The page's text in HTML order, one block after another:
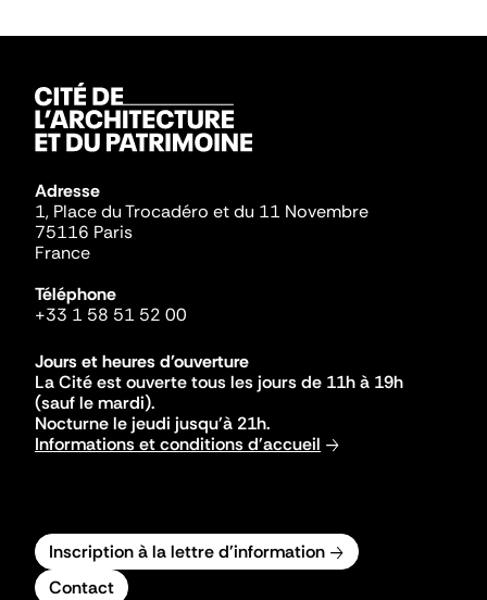
Adresse
1, Place du Trocadéro et du 11 Novembre
75116 Paris
France
Téléphone
+33 1 58 51 52 00
Jours et heures d'ouverture
La Cité est ouverte tous les jours de 11h à 19h
(sauf le mardi).
Nocturne le jeudi jusqu'à 21h.
Informations et conditions d'accueil
Inscription à la lettre d'information
Contact